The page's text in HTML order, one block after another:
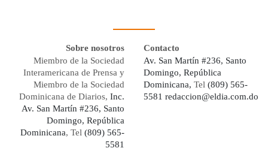
Sobre nosotros
Miembro de la Sociedad
Interamericana de Prensa y
Miembro de la Sociedad
Dominicana de Diarios, Inc.
Av. San Martín #236, Santo
Domingo, República
Dominicana, Tel (809) 565-
5581
Contacto
Av. San Martín #236, Santo
Domingo, República
Dominicana, Tel (809) 565-
5581 redaccion@eldia.com.do